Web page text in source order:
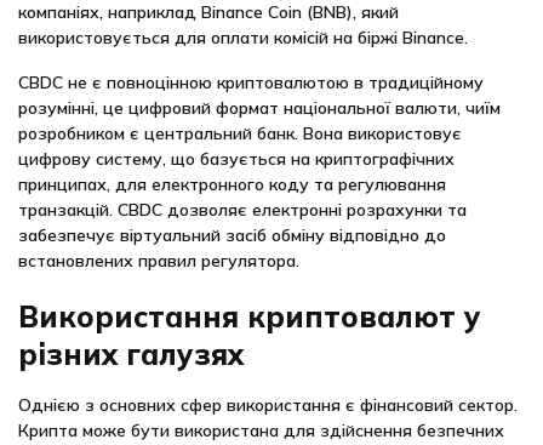
компаніях, наприклад Binance Coin (BNB), який
використовується для оплати комісій на біржі Binance.
CBDC не є повноцінною криптовалютою в традиційному
розумінні, це цифровий формат національної валюти, чиїм
розробником є центральний банк. Вона використовує
цифрову систему, що базується на криптографічних
принципах, для електронного коду та регулювання
транзакцій. CBDC дозволяє електронні розрахунки та
забезпечує віртуальний засіб обміну відповідно до
встановлених правил регулятора.
Використання криптовалют у
різних галузях
Однією з основних сфер використання є фінансовий сектор.
Крипта може бути використана для здійснення безпечних